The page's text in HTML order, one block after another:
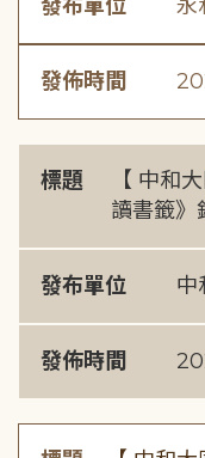
發布單位 永
發佈時間
標題
【 中和
讀書籤》
發布單位 中
發佈時間